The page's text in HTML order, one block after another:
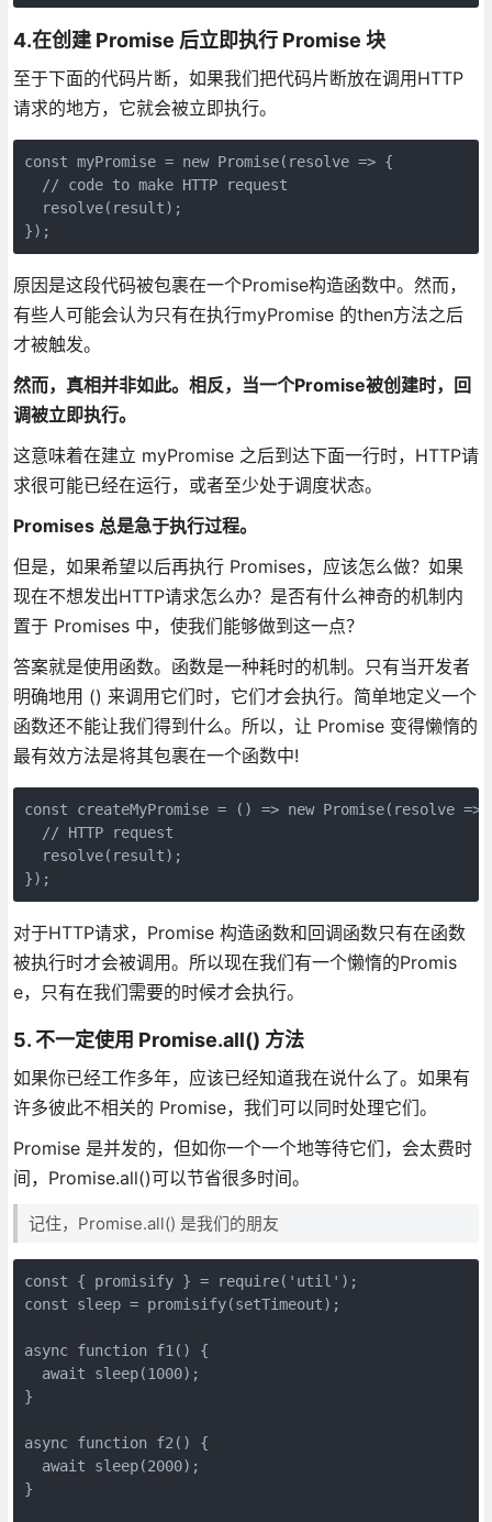
4.在创建 Promise 后立即执行 Promise 块
至于下面的代码片断，如果我们把代码片断放在调用HTTP
请求的地方，它就会被立即执行。
const myPromise = new Promise(resolve => {
  // code to make HTTP request
  resolve(result);
});
原因是这段代码被包裹在一个Promise构造函数中。然而，
有些人可能会认为只有在执行myPromise 的then方法之后
才被触发。
然而，真相并非如此。相反，当一个Promise被创建时，回
调被立即执行。
这意味着在建立 myPromise 之后到达下面一行时，HTTP请
求很可能已经在运行，或者至少处于调度状态。
Promises 总是急于执行过程。
但是，如果希望以后再执行 Promises，应该怎么做？如果
现在不想发出HTTP请求怎么办？是否有什么神奇的机制内
置于 Promises 中，使我们能够做到这一点？
答案就是使用函数。函数是一种耗时的机制。只有当开发者
明确地用 () 来调用它们时，它们才会执行。简单地定义一个
函数还不能让我们得到什么。所以，让 Promise 变得懒惰的
最有效方法是将其包裹在一个函数中!
const createMyPromise = () => new Promise(resolve =>
  // HTTP request
  resolve(result);
});
对于HTTP请求，Promise 构造函数和回调函数只有在函数
被执行时才会被调用。所以现在我们有一个懒惰的Promis
e，只有在我们需要的时候才会执行。
5. 不一定使用 Promise.all() 方法
如果你已经工作多年，应该已经知道我在说什么了。如果有
许多彼此不相关的 Promise，我们可以同时处理它们。
Promise 是并发的，但如你一个一个地等待它们，会太费时
间，Promise.all()可以节省很多时间。
记住，Promise.all() 是我们的朋友
const { promisify } = require('util');
const sleep = promisify(setTimeout);
async function f1() {
  await sleep(1000);
}
async function f2() {
  await sleep(2000);
}